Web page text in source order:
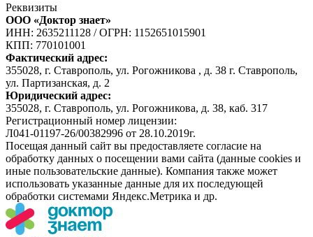
Реквизиты
ООО «Доктор знает»
ИНН: 2635211128 /ОГРН: 1152651015901
КПП: 770101001
Фактический адрес:
355028, г. Ставрополь, ул. Рогожникова , д. 38 г. Ставрополь,
ул. Партизанская, д. 2
Юридический адрес:
355028, г. Ставрополь, ул. Рогожникова, д. 38, каб. 317
Регистрационный номер лицензии:
Л041-01197-26/00382996 от 28.10.2019г.
Посещая данный сайт вы предоставляете согласие на
обработку данных о посещении вами сайта (данные cookies и
иные пользовательские данные). Компания также может
использовать указанные данные для их последующей
обработки системами Яндекс.Метрика и др.